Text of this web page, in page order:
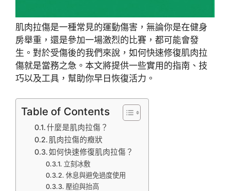
肌肉拉傷是一種常見的運動傷害，無論你是在健身
房舉重，還是參加一場激烈的比賽，都可能會發
生。對於受傷後的我們來說，如何快速修復肌肉拉
傷就是當務之急。本文將提供一些實用的指南、技
巧以及工具，幫助你早日恢復活力。
Table of Contents
什麼是肌肉拉傷？
肌肉拉傷的癥狀
如何快速修復肌肉拉傷？
立刻冰敷
休息與避免過度使用
壓迫與抬高